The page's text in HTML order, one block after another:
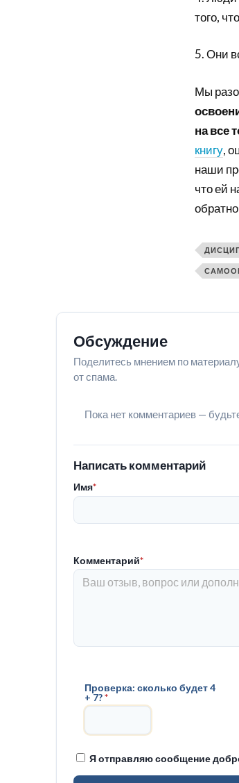
того,
5. Они
Мы
на все
книгу,
наши
что ей
Обсуждение
Поделитесь мнением по
от спама.
Пока нет комментариев —
Написать комментарий
Имя*
Комментарий*
Проверка: сколько будет 4
+ 7?*
Я отправляю сообщение